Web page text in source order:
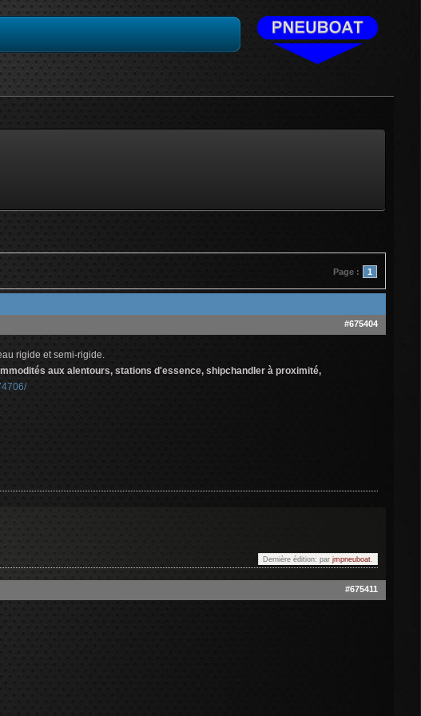
Page : 1
#675404
rigide et semi-rigide.
aux alentours, stations d'essence, shipchandler à proximité,
Dernière édition: par jmpneuboat.
#675411